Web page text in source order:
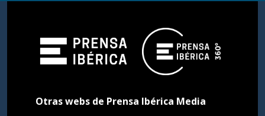
Otras webs de Prensa Ibérica Media